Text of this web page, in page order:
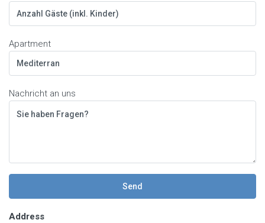
Apartment
Nachricht an uns
Address